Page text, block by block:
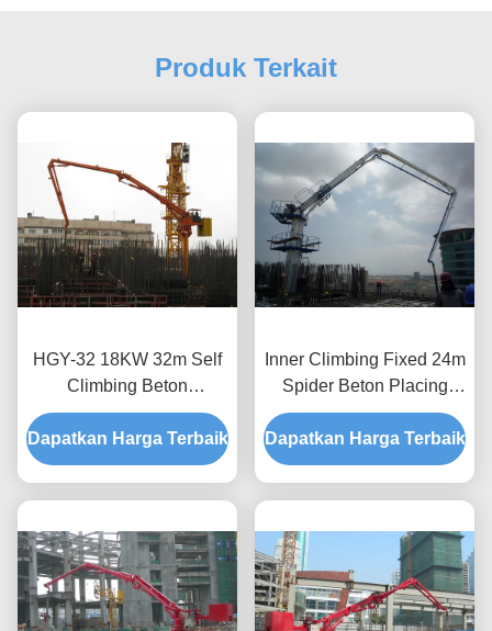
Produk Terkait
HGY-32 18KW 32m Self
Climbing Beton
Penempatan Boom
Dengan Remote Control
Dapatkan Harga Terbaik
Inner Climbing Fixed 24m
Spider Beton Placing
Boom Untuk Menara
Konstruksi
Dapatkan Harga Terbaik